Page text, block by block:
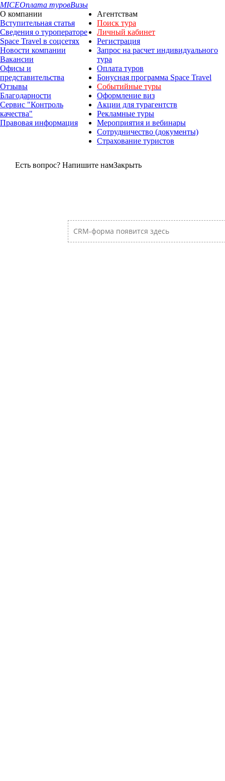
MICEОплата туровВизы
О компании
Вступительная статья
Сведения о туроператоре
Space Travel в соцсетях
Новости компании
Вакансии
Офисы и
представительства
Отзывы
Благодарности
Сервис "Контроль
качества"
Правовая информация
Агентствам
Поиск тура
Личный кабинет
Регистрация
Запрос на расчет индивидуального
тура
Оплата туров
Бонусная программа Space Travel
Событийные туры
Оформление виз
Акции для турагентств
Рекламные туры
Мероприятия и вебинары
Сотрудничество (документы)
Страхование туристов
Есть вопрос? Напишите намЗакрыть